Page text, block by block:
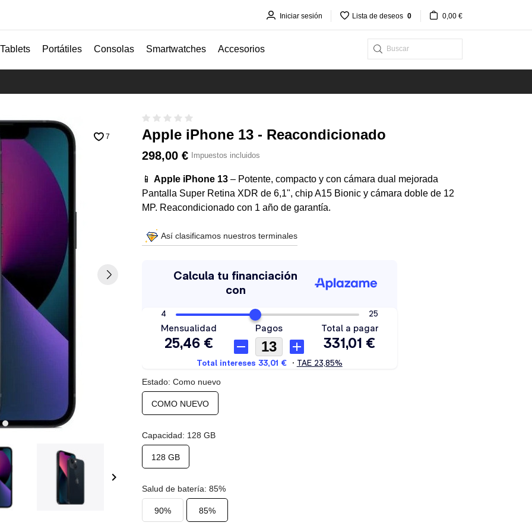
Iniciar sesión Lista de deseos 0 0,00 €
Tablets Portátiles Consolas Smartwatches Accesorios
keyboard_arrow_right
7 Apple iPhone 13 - Reacondicionado
298,00 € Impuestos incluidos
📱 Apple iPhone 13 – Potente, compacto y con cámara dual mejorada
Pantalla Super Retina XDR de 6,1", chip A15 Bionic y cámara doble de 12
MP. Reacondicionado con 1 año de garantía.
Así clasificamos nuestros terminales
Estado: Como nuevo
COMO NUEVO
Capacidad: 128 GB
128 GB
Salud de batería: 85%
90% 85%